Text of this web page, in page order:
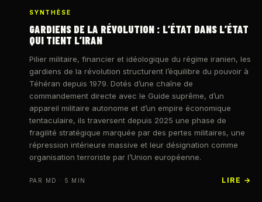
SYNTHÈSE
GARDIENS DE LA RÉVOLUTION : L’ÉTAT DANS L’ÉTAT
QUI TIENT L’IRAN
Pilier militaire, financier et idéologique du régime iranien, les
gardiens de la révolution structurent l’équilibre du pouvoir à
Téhéran depuis 1979. Dotés d’une chaîne de
commandement directe avec le Guide suprême, d’un
appareil militaire autonome et d’un empire économique
tentaculaire, ils traversent depuis 2025 une phase de
fragilité stratégique marquée par des pertes militaires, une
répression intérieure massive et leur désignation comme
organisation terroriste par l’Union européenne.
PAR MD · 5 MIN LIRE →